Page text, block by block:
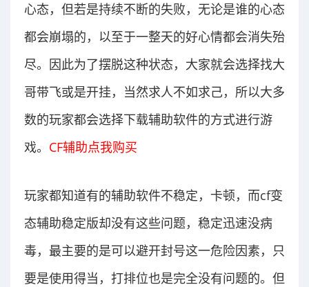
心态，但若是持续不断的失败，无论是谁的心态
都会崩塌的，以至于一整天的好心情都会消失殆
尽。因此为了摆脱这种状态，大家就会选择找大
哥带飞或是开挂，当然求人不如求己，所以大多
数的玩家都会选择下载辅助软件的方式进行游
戏。 CF辅助点我购买
玩家都知道有的辅助软件不稳定，卡顿，而cf变
态辅助稳定版却没有这些问题，稳定迅速没病
毒，最主要的是可以避开封号这一危险因素，只
要是使用得当，打排位也是完全没有问题的。但